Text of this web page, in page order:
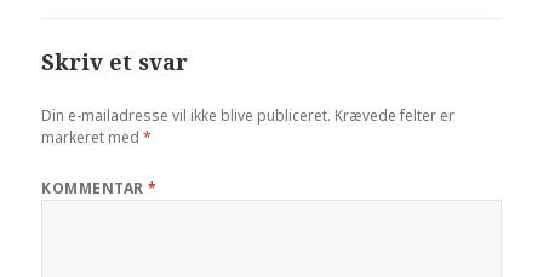
Skriv et svar
Din e-mailadresse vil ikke blive publiceret. Krævede felter er
markeret med*
KOMMENTAR*